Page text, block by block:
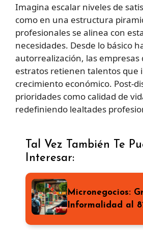
Imagina escalar niveles de
como en una estructura
profesionales se alinea con
necesidades. Desde lo básico
autorrealización, las empresas
estratos retienen talentos que
crecimiento económico. Post-
prioridades como calidad de
redefiniendo lealtades
Tal Vez También Te
Interesar:
Micronegocios:
Informalidad al